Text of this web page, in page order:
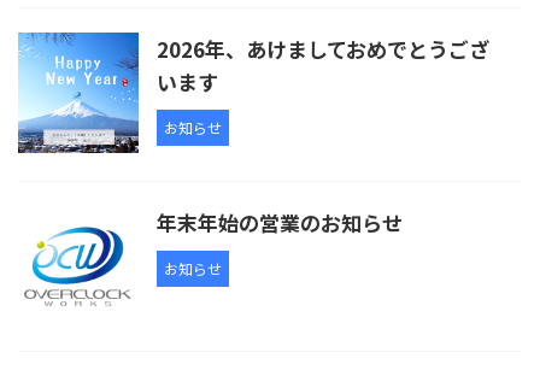
2026年、あけましておめでとうござ
います
お知らせ
年末年始の営業のお知らせ
お知らせ